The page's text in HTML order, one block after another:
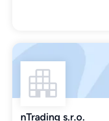
nTrading s.r.o.